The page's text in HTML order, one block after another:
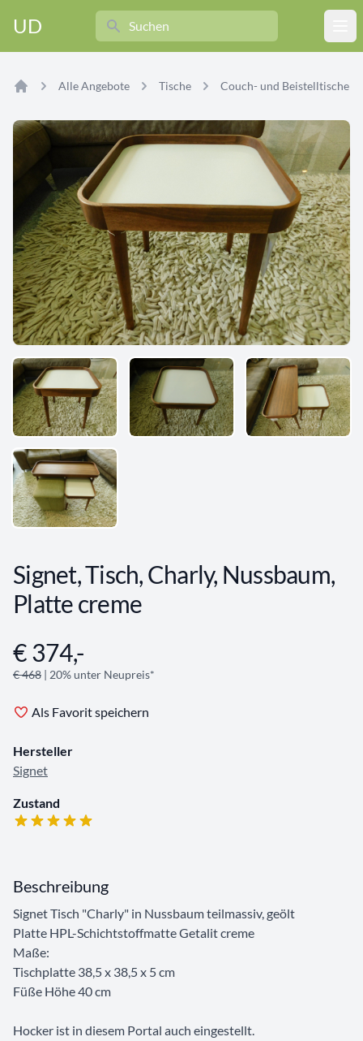
UD
Search
Alle Angebote Tische Couch- und Beistelltische
Signet, Tisch, Charly, Nussbaum,
Platte creme
Angebotsinformationen
€ 374,-
€ 468 | 20% unter Neupreis*
Als Favorit speichern
Hersteller
Signet
Zustand
Beschreibung
Signet Tisch "Charly" in Nussbaum teilmassiv, geölt
Platte HPL-Schichtstoffmatte Getalit creme
Maße:
Tischplatte 38,5 x 38,5 x 5 cm
Füße Höhe 40 cm
Hocker ist in diesem Portal auch eingestellt.